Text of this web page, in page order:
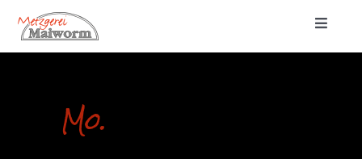
Inhalt
springen
Toggle
Lieferung & Catering
Mo.